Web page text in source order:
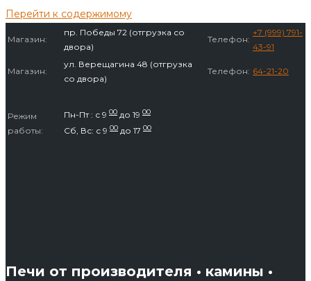
Перейти к содержимому
Магазин:
пр. Победы 72 (отгрузка со
двора)
Телефон:
+7 (999) 791-
43-91
Магазин:
ул. Верещагина 48 (отгрузка
со двора)
Телефон: 64-21-20
Режим
работы:
Пн-Пт : с 9 00 до 19 00
Сб, Вс: с 9 00 до 17 00
Печи от производителя • камины •